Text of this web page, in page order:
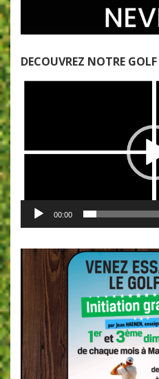
DECOUVREZ NOTRE GOLF
Lecteur
00:00